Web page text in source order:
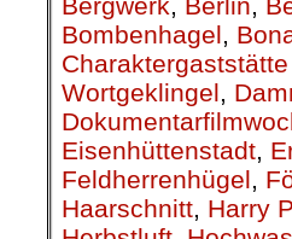
Bombenhagel,
Charaktergaststätte
Wortgeklingel,
Eisenhüttenstadt,
Feldherrenhügel,
Haarschnitt, Harry